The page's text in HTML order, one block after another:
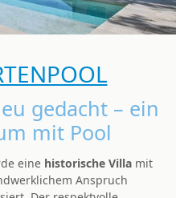
gedacht – ein
mit Pool
eine historische Villa mit
Anspruch